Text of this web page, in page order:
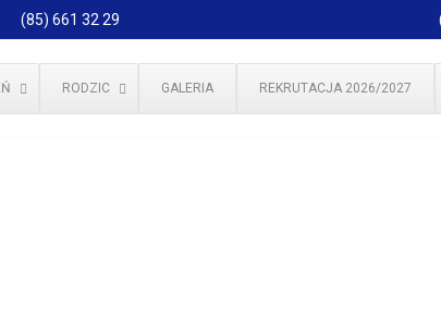
(85) 661 32 29
RODZIC GALERIA REKRUTACJA 2026/2027